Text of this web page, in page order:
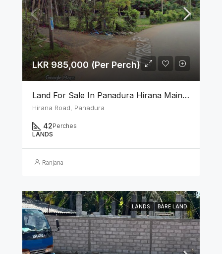
LKR 985,000 (Per Perch)
Land For Sale In Panadura Hirana Main Road
Hirana Road, Panadura
42Perches
LANDS
Ranjana
LANDS BARE LAND